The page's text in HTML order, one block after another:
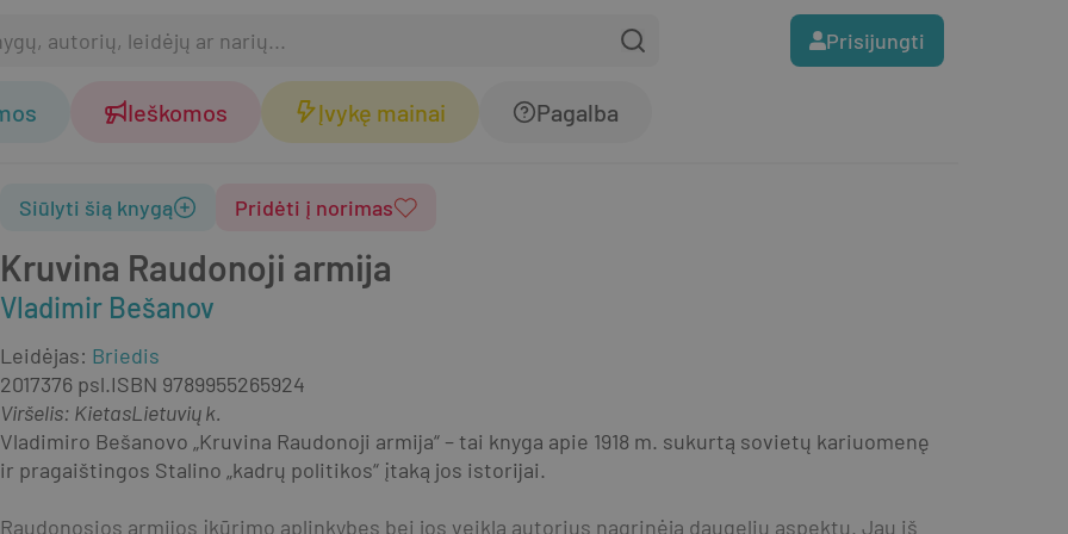
Prisijungti
Ieškomos Įvykę mainai Pagalba
Kruvina Raudonoji armija
Vladimir Bešanov
Siūlyti šią knygą Pridėti į norimas
Leidėjas: Briedis
2017376 psl.ISBN 9789955265924
Viršelis: KietasLietuvių k.
Vladimiro Bešanovo „Kruvina Raudonoji armija“ – tai knyga apie 1918 m. sukurtą sovietų kariuomenę
ir pragaištingos Stalino „kadrų politikos“ įtaką jos istorijai.
Raudonosios armijos įkūrimo aplinkybes bei jos veiklą autorius nagrinėja daugeliu aspektų. Jau iš